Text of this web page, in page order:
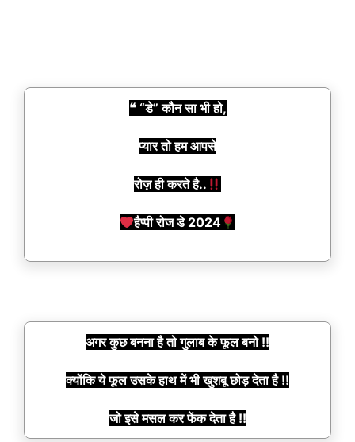
❝ “डे” कौन सा भी हो,
प्यार तो हम आपसे
रोज़ ही करते है..
हैप्पी रोज डे 2024
अगर कुछ बनना है तो गुलाब के फूल बनो !!
क्योंकि ये फूल उसके हाथ में भी खुशबू छोड़ देता है !!
जो इसे मसल कर फेंक देता है !!